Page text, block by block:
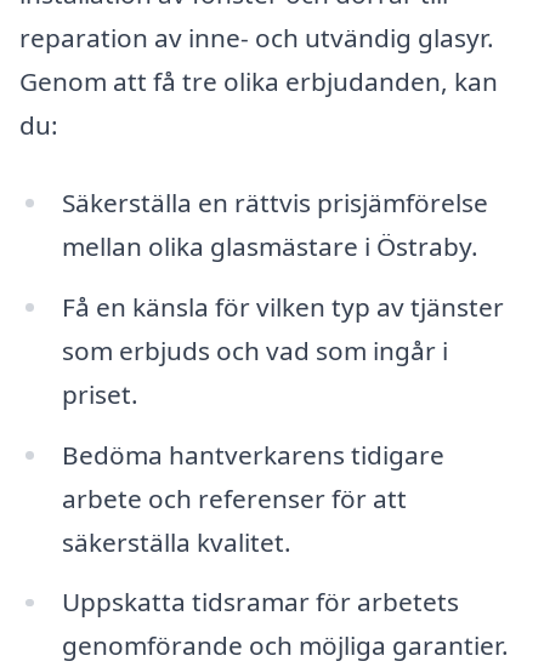
reparation av inne- och utvändig glasyr.
Genom att få tre olika erbjudanden, kan
du:
Säkerställa en rättvis prisjämförelse
mellan olika glasmästare i Östraby.
Få en känsla för vilken typ av tjänster
som erbjuds och vad som ingår i
priset.
Bedöma hantverkarens tidigare
arbete och referenser för att
säkerställa kvalitet.
Uppskatta tidsramar för arbetets
genomförande och möjliga garantier.